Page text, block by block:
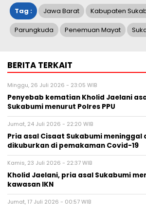
Tag : Jawa Barat Kabupaten
Parungkuda Penemuan Mayat
BERITA TERKAIT
Minggu, 26 Juli 2026 - 23:05 WIB
Penyebab kematian Kholid Jaelani
Sukabumi menurut Polres PPU
Jumat, 24 Juli 2026 - 22:20 WIB
Pria asal Cisaat Sukabumi meninggal
dikuburkan di pemakaman Covid-19
Kamis, 23 Juli 2026 - 22:37 WIB
Kholid Jaelani, pria asal Sukabumi
kawasan IKN
Jumat, 17 Juli 2026 - 00:57 WIB